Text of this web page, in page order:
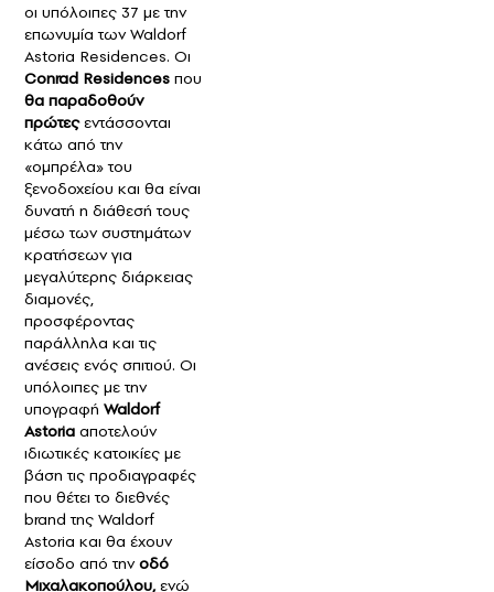
oι υπόλοιπες 37 με την
επωνυμία των Waldorf
Astoria Residences. Οι
Conrad Residences που
θα παραδοθούν
πρώτεςεντάσσονται
κάτω από την
«ομπρέλα» του
ξενοδοχείου και θα είναι
δυνατή η διάθεσή τους
μέσω των συστημάτων
κρατήσεων για
μεγαλύτερης διάρκειας
διαμονές,
προσφέροντας
παράλληλα και τις
ανέσεις ενός σπιτιού. Οι
υπόλοιπες με την
υπογραφή Waldorf
Αstoria αποτελούν
ιδιωτικές κατοικίες με
βάση τις προδιαγραφές
που θέτει το διεθνές
brand της Waldorf
Astoria και θα έχουν
είσοδο από τηνοδό
Μιχαλακοπούλου,ενώ